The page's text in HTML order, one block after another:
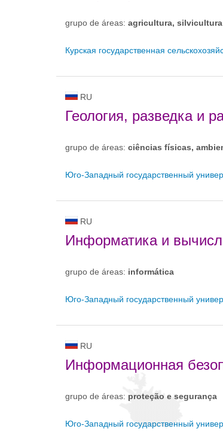
grupo de áreas: agricultura,
Курская государственная
RU
Геология, разведка и
grupo de áreas: ciências físicas,
Юго-Западный государственный
RU
Информатика и
grupo de áreas: informática
Юго-Западный государственный
RU
Информационная
grupo de áreas: proteção e segurança
Юго-Западный государственный